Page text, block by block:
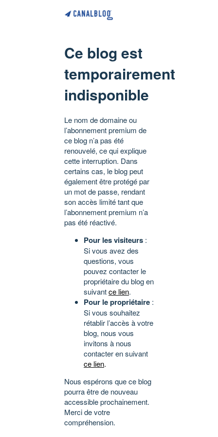
Ce blog est
temporairement
indisponible
Le nom de domaine ou
l’abonnement premium de
ce blog n’a pas été
renouvelé, ce qui explique
cette interruption. Dans
certains cas, le blog peut
également être protégé par
un mot de passe, rendant
son accès limité tant que
l’abonnement premium n’a
pas été réactivé.
Pour les visiteurs :
Si vous avez des
questions, vous
pouvez contacter le
propriétaire du blog en
suivantce lien.
Pour le propriétaire :
Si vous souhaitez
rétablir l’accès à votre
blog, nous vous
invitons à nous
contacter en suivant
ce lien.
Nous espérons que ce blog
pourra être de nouveau
accessible prochainement.
Merci de votre
compréhension.